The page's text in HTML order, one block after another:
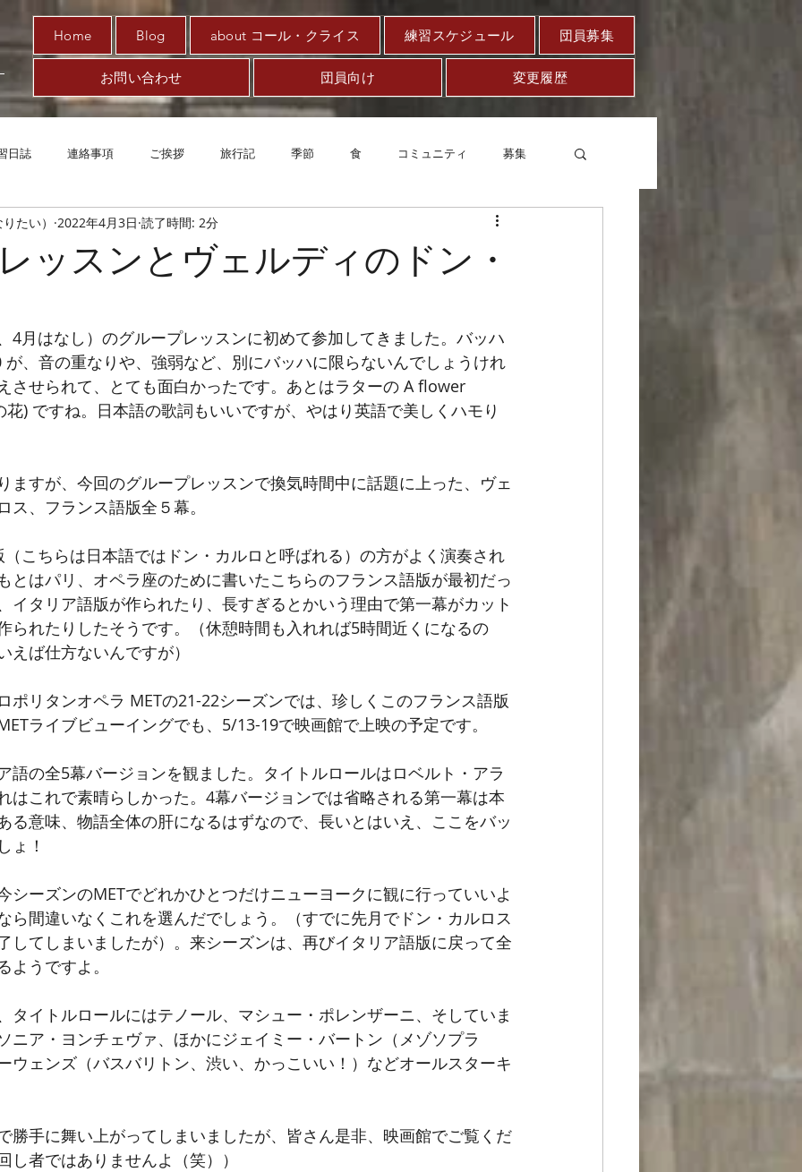
Home Blog about コール・クライス 練習スケジュール 団員募集
お問い合わせ 団員向け 変更履歴
日誌 連絡事項 ご挨拶 旅行記 季節 食 コミュニティ 募集
趣味 対新型コロナ アート
ッスンとヴェルディのドン・
たい） 2022年4月3日 読了時間: 2分
4月はなし）のグループレッスンに初めて参加してきました。バッハ
が、音の重なりや、強弱など、別にバッハに限らないんでしょうけれ
させられて、とても面白かったです。あとはラターの A flower
) ですね。日本語の歌詞もいいですが、やはり英語で美しくハモり
ますが、今回のグループレッスンで換気時間中に話題に上った、ヴェ
ス、フランス語版全５幕。
こちらは日本語ではドン・カルロと呼ばれる）の方がよく演奏され
とはパリ、オペラ座のために書いたこちらのフランス語版が最初だっ
イタリア語版が作られたり、長すぎるとかいう理由で第一幕がカット
られたりしたそうです。（休憩時間も入れれば5時間近くになるの
えば仕方ないんですが）
ポリタンオペラ METの21-22シーズンでは、珍しくこのフランス語版
ライブビューイングでも、5/13-19で映画館で上映の予定です。
語の全5幕バージョンを観ました。タイトルロールはロベルト・アラ
はこれで素晴らしかった。4幕バージョンでは省略される第一幕は本
る意味、物語全体の肝になるはずなので、長いとはいえ、ここをバッ
ょ！
シーズンのMETでどれかひとつだけニューヨークに観に行っていいよ
ら間違いなくこれを選んだでしょう。（すでに先月でドン・カルロス
してしまいましたが）。来シーズンは、再びイタリア語版に戻って全
ようですよ。
タイトルロールにはテノール、マシュー・ポレンザーニ、そしていま
ニア・ヨンチェヴァ、ほかにジェイミー・バートン（メゾソプラ
ウェンズ（バスバリトン、渋い、かっこいい！）などオールスターキ
勝手に舞い上がってしまいましたが、皆さん是非、映画館でご覧くだ
し者ではありませんよ（笑））